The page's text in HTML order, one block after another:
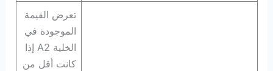
تعرض القيمة
الموجودة في
الخلية A2 إذا
كانت أقل من